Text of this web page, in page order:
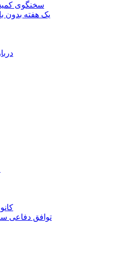
سخنگوی کمیسیون
یک هفته بدون
توافق دفاعی